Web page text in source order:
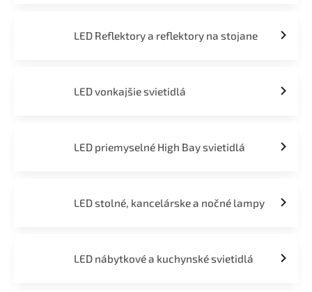
LED Reflektory a reflektory na stojane
LED vonkajšie svietidlá
LED priemyselné High Bay svietidlá
LED stolné, kancelárske a nočné lampy
LED nábytkové a kuchynské svietidlá